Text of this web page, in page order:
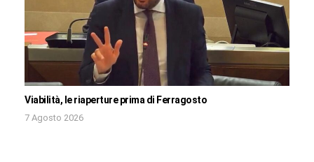
Viabilità, le riaperture prima di Ferragosto
7 Agosto 2026